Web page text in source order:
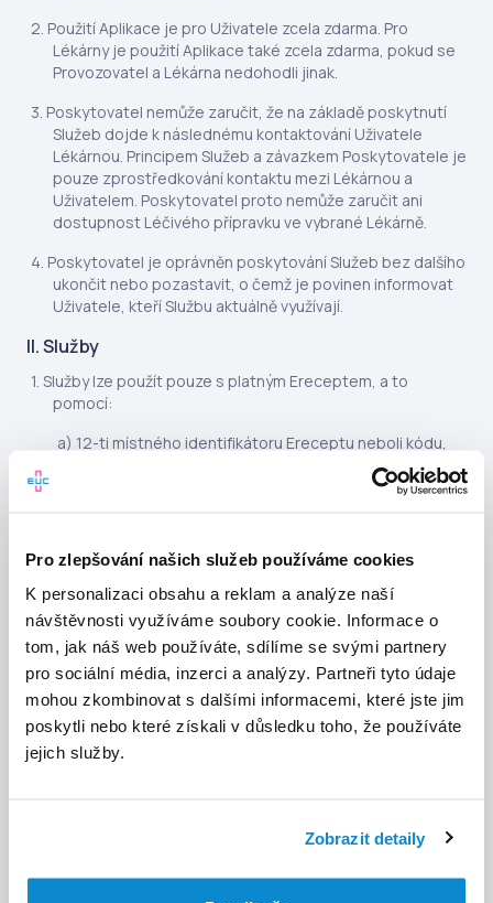
Pro zlepšování našich služeb používáme cookies
K personalizaci obsahu a reklam a analýze naší
návštěvnosti využíváme soubory cookie. Informace o
tom, jak náš web používáte, sdílíme se svými partnery
pro sociální média, inzerci a analýzy. Partneři tyto údaje
mohou zkombinovat s dalšími informacemi, které jste jim
poskytli nebo které získali v důsledku toho, že používáte
jejich služby.
Zobrazit detaily
Použití Aplikace je pro Uživatele zcela zdarma. Pro
Lékárny je použití Aplikace také zcela zdarma, pokud se
Provozovatel a Lékárna nedohodli jinak.
Poskytovatel nemůže zaručit, že na základě poskytnutí
Služeb dojde k následnému kontaktování Uživatele
Lékárnou. Principem Služeb a závazkem Poskytovatele je
pouze zprostředkování kontaktu mezi Lékárnou a
Uživatelem. Poskytovatel proto nemůže zaručit ani
dostupnost Léčivého přípravku ve vybrané Lékárně.
Poskytovatel je oprávněn poskytování Služeb bez dalšího
ukončit nebo pozastavit, o čemž je povinen informovat
Uživatele, kteří Službu aktuálně využívají.
II. Služby
Služby lze použít pouze s platným Ereceptem, a to
pomocí:
12-ti místného identifikátoru Ereceptu neboli kódu,
který Zákazníkovi předá jeho ošetřující lékař v listinné
podobě, nebo zašle formou sms či e-mailu nebo
Za účelem využití Zprostředkování výdeje léčivého
přípravku Uživatel zrealizuje následující:
zadá do internetového formuláře Aplikace následující
údaje, které jsou následně prostřednictvím
poskytovatele zpřístupněny lékárně, kterou si
Zákazník vybral pro zakoupení Léčivého přípravku.
Zákazník zadává:
Identifikátor EReceptu
Emailovou adresu a telefonní číslo